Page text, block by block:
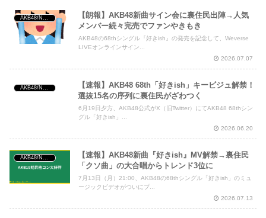
AKB48/NGT48/他アイドル
【朗報】AKB48新曲サイン会に裏住民出陣→人気
メンバー続々完売でファンやきもき
AKB48の68thシングル『好きish』の発売を記念して、Weverse
LIVEオンラインサイン...
2026.07.07
AKB48/NGT48/他アイドル
【速報】AKB48 68th「好きish」キービジュ解禁！
選抜15名の序列に裏住民がざわつく
6月19日夕方、AKB48公式がX（旧Twitter）にてAKB48 68thシン
グル「好きish」...
2026.06.20
AKB48/NGT48/他アイドル
【速報】AKB48新曲『好きish』MV解禁→裏住民
「クソ曲」の大合唱からトレンド3位に
7月13日（月）21:00、AKB48の68thシングル「好きish」のミュ
ージックビデオがついにプ...
2026.07.13